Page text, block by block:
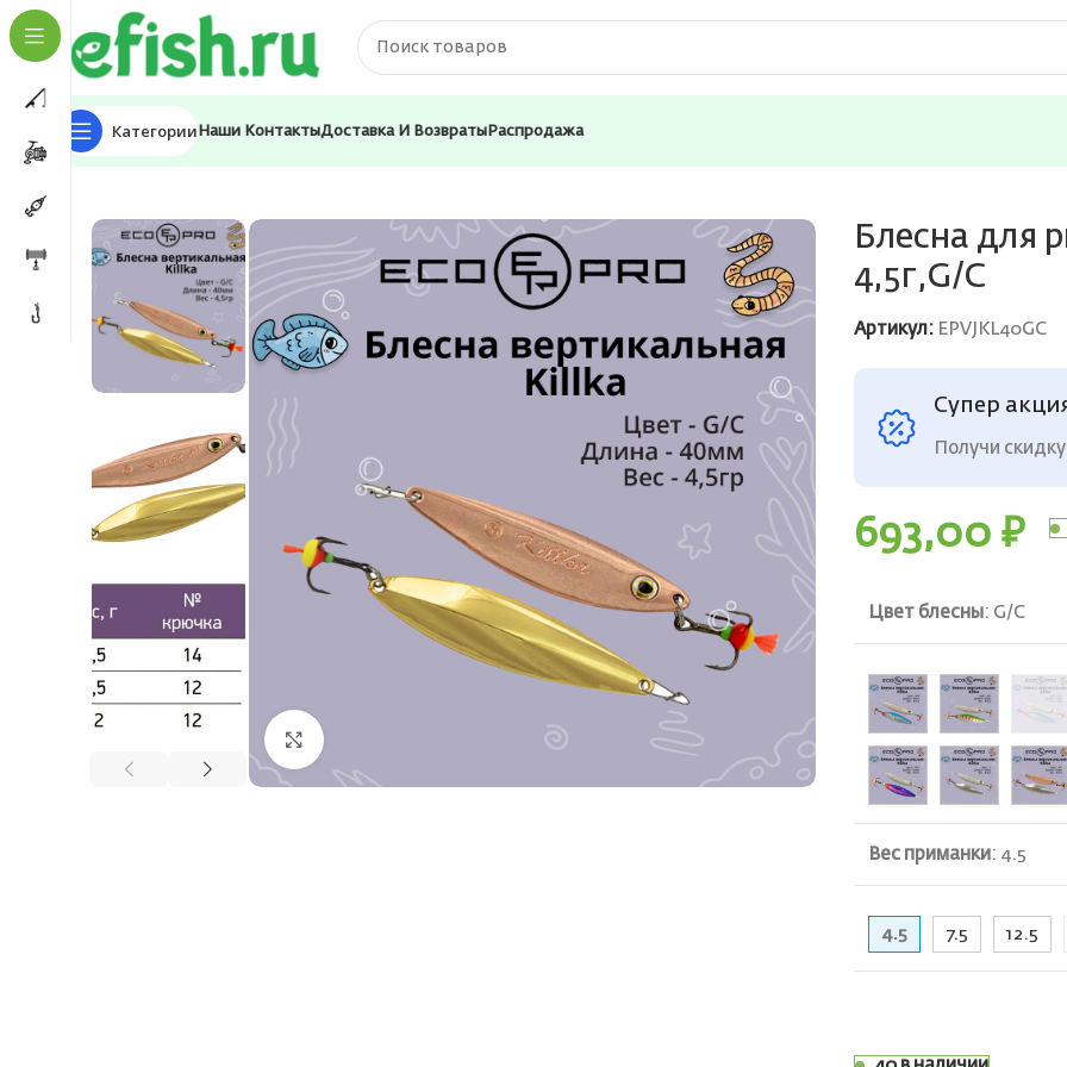
Категории Наши КонтактыДоставка И Возвраты Распродажа
Главная Приманки
Блесна для
4,5г,G/C
Артикул: EPVJKL40GC
Супер
Получи
693,00 ₽
Цвет блесны: G/C
Вес приманки: 4.5
4.5 7.5 12.5